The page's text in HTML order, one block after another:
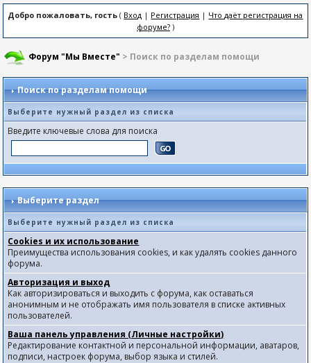
Добро пожаловать, гость ( Вход | Регистрация | Что даёт регистрация на
форуме?)
Форум "Мы Вместе" > Поиск по разделам помощи
Поиск по разделам помощи
Выберите нужный раздел из списка
Введите ключевые слова для поиска
Выберите раздел
Выберите нужный раздел из списка
Cookies и их использование
Преимущества использования cookies, и как удалять cookies данного
форума.
Авторизация и выход
Как авторизироваться и выходить с форума, как оставаться
анонимным и не отображать имя пользователя в списке активных
пользователей.
Ваша панель управления (Личные настройки)
Редактирование контактной и персональной информации, аватаров,
подписи, настроек форума, выбор языка и стилей.